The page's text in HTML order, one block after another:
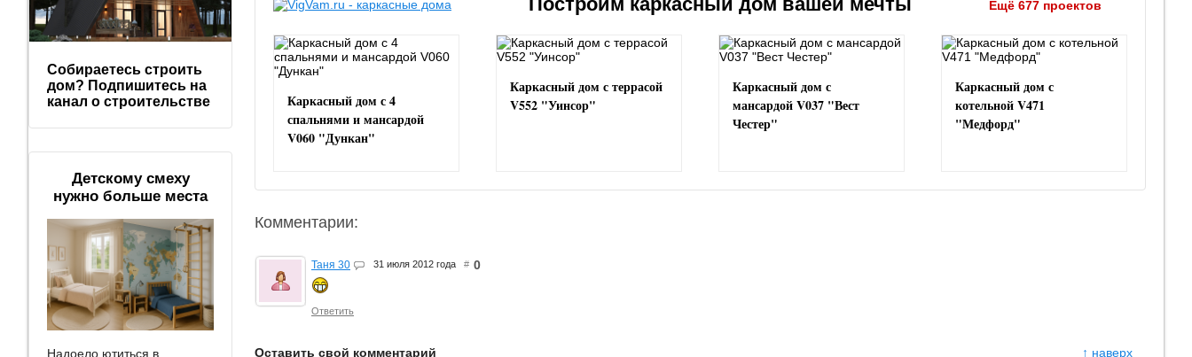
Ещё 677 проектов
Каркасный дом с 4
спальнями и мансардой
V060 "Дункан"
Каркасный дом с террасой
V552 "Уинсор"
Каркасный дом с
мансардой V037 "Вест
Честер"
Каркасный дом с
котельной V471
"Медфорд"
Комментарии:
Таня 30 31 июля 2012 года # 0
Ответить
↑ наверх
Оставить свой комментарий
Собираетесь строить
дом? Подпишитесь на
канал о строительстве
Детскому смеху
нужно больше места
Надоело ютиться в